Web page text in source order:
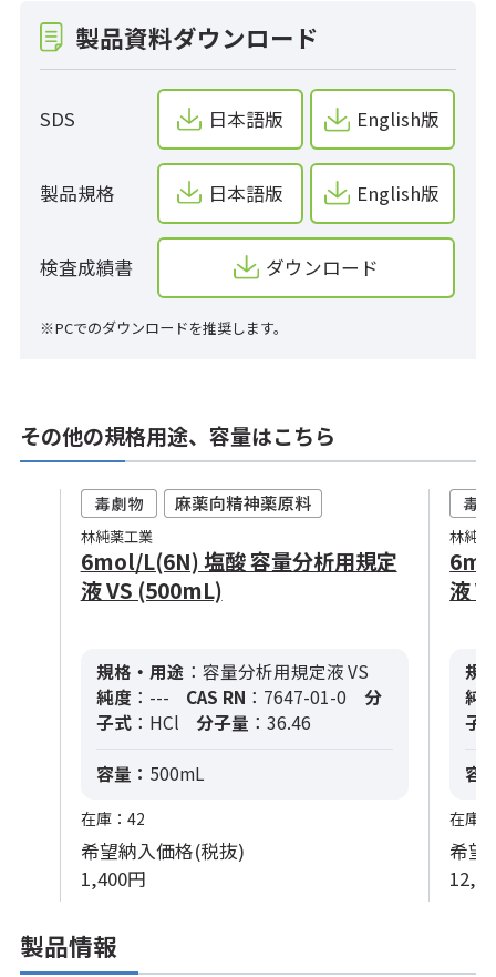
製品資料ダウンロード
SDS 日本語版 English版
製品規格 日本語版 English版
検査成績書 ダウンロード
※PCでのダウンロードを推奨します。
その他の規格用途、容量はこちら
林純薬工業
6mol/L(6N) 塩酸 容量分析用規定
液 VS (500mL)
規格・用途 ：容量分析用規定液 VS
純度 ：--- CAS RN ：7647-01-0
分
子式：HCl 分子量 ：36.46
容量： 500mL
在庫：42
希望納入価格(税抜)
1,400円
林純
液
規
純
子
容
在庫
希望
製品情報